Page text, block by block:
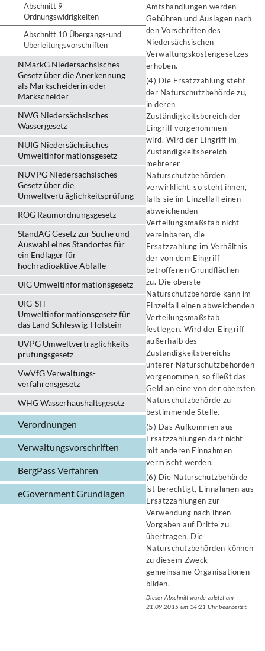
Abschnitt 9
Ordnungswidrigkeiten
Abschnitt 10 Übergangs-und
Überleitungsvorschriften
NMarkG Niedersächsisches
Gesetz über die Anerkennung
als Markscheiderin oder
Markscheider
NWG Niedersächsisches
Wassergesetz
NUIG Niedersächsisches
Umweltinformationsgesetz
NUVPG Niedersächsisches
Gesetz über die
Umweltverträglichkeitsprüfung
ROG Raumordnungsgesetz
StandAG Gesetz zur Suche und
Auswahl eines Standortes für
ein Endlager für
hochradioaktive Abfälle
UIG Umweltinformationsgesetz
UIG-SH
Umweltinformationsgesetz für
das Land Schleswig-Holstein
UVPG Umweltverträglich­keits­
prüfungs­gesetz
VwVfG Verwaltungs­
verfahrens­gesetz
WHG Wasserhaushalts­gesetz
Verordnungen
Verwaltungs­vorschriften
BergPass Verfahren
eGovernment Grundlagen
Amtshandlungen werden
Gebühren und Auslagen nach
den Vorschriften des
Niedersächsischen
Verwaltungskostengesetzes
erhoben.
(4) Die Ersatzzahlung steht
der Naturschutzbehörde zu,
in deren
Zuständigkeitsbereich der
Eingriff vorgenommen
wird. Wird der Eingriff im
Zuständigkeitsbereich
mehrerer
Naturschutzbehörden
verwirklicht, so steht ihnen,
falls sie im Einzelfall einen
abweichenden
Verteilungsmaßstab nicht
vereinbaren, die
Ersatzzahlung im Verhältnis
der von dem Eingriff
betroffenen Grundflächen
zu. Die oberste
Naturschutzbehörde kann im
Einzelfall einen abweichenden
Verteilungsmaßstab
festlegen. Wird der Eingriff
außerhalb des
Zuständigkeitsbereichs
unterer Naturschutzbehörden
vorgenommen, so fließt das
Geld an eine von der obersten
Naturschutzbehörde zu
bestimmende Stelle.
(5) Das Aufkommen aus
Ersatzzahlungen darf nicht
mit anderen Einnahmen
vermischt werden.
(6) Die Naturschutzbehörde
ist berechtigt, Einnahmen aus
Ersatzzahlungen zur
Verwendung nach ihren
Vorgaben auf Dritte zu
übertragen. Die
Naturschutzbehörden können
zu diesem Zweck
gemeinsame Organisationen
bilden.
Dieser Abschnitt wurde zuletzt am
21.09.2015 um 14:21 Uhr bearbeitet.